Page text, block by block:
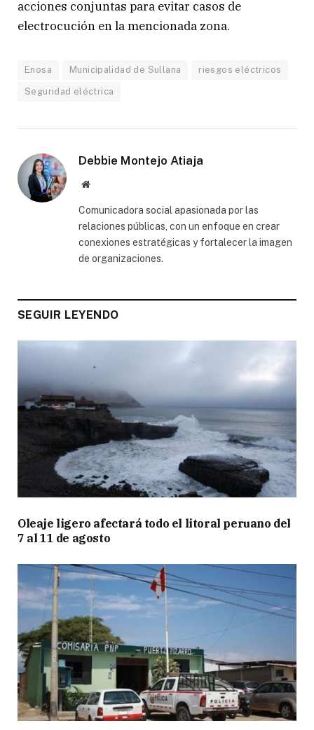
acciones conjuntas para evitar casos de
electrocución en la mencionada zona.
Enosa Municipalidad de Sullana riesgos eléctricos
Seguridad eléctrica
Debbie Montejo Atiaja
Website
Comunicadora social apasionada por las
relaciones públicas, con un enfoque en crear
conexiones estratégicas y fortalecer la imagen
de organizaciones.
SEGUIR LEYENDO
Oleaje ligero afectará todo el litoral peruano del
7 al 11 de agosto